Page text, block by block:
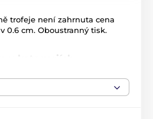
trofeje není zahrnuta cena
0.6 cm. Oboustranný tisk.
v kategoriích